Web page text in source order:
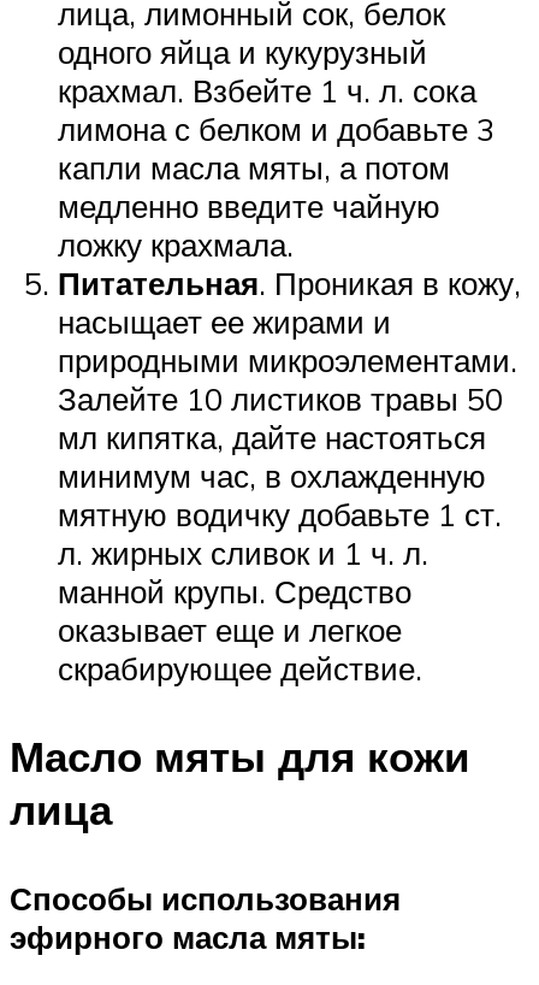
лица, лимонный сок, белок
одного яйца и кукурузный
крахмал. Взбейте 1 ч. л. сока
лимона с белком и добавьте 3
капли масла мяты, а потом
медленно введите чайную
ложку крахмала.
Питательная. Проникая в кожу,
насыщает ее жирами и
природными микроэлементами.
Залейте 10 листиков травы 50
мл кипятка, дайте настояться
минимум час, в охлажденную
мятную водичку добавьте 1 ст.
л. жирных сливок и 1 ч. л.
манной крупы. Средство
оказывает еще и легкое
скрабирующее действие.
Масло мяты для кожи
лица
Способы использования
эфирного масла мяты: